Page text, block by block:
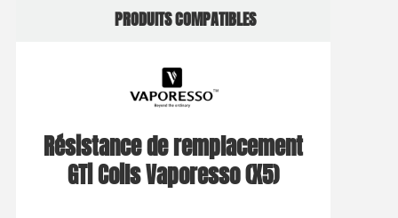
PRODUITS COMPATIBLES
Résistance de remplacement
GTi Coils Vaporesso (X5)